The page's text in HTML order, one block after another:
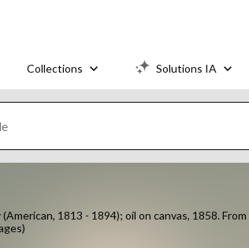
Collections Solutions IA
1813 - 1894); oil on canvas, 1858.